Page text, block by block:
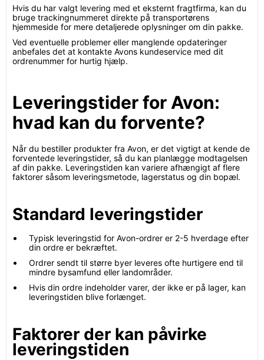
Hvis du har valgt levering med et eksternt fragtfirma, kan du
bruge trackingnummeret direkte på transportørens
hjemmeside for mere detaljerede oplysninger om din pakke.
Ved eventuelle problemer eller manglende opdateringer
anbefales det at kontakte Avons kundeservice med dit
ordrenummer for hurtig hjælp.
Leveringstider for Avon:
hvad kan du forvente?
Når du bestiller produkter fra Avon, er det vigtigt at kende de
forventede leveringstider, så du kan planlægge modtagelsen
af din pakke. Leveringstiden kan variere afhængigt af flere
faktorer såsom leveringsmetode, lagerstatus og din bopæl.
Standard leveringstider
Typisk leveringstid for Avon-ordrer er 2-5 hverdage efter
din ordre er bekræftet.
Ordrer sendt til større byer leveres ofte hurtigere end til
mindre bysamfund eller landområder.
Hvis din ordre indeholder varer, der ikke er på lager, kan
leveringstiden blive forlænget.
Faktorer der kan påvirke
leveringstiden